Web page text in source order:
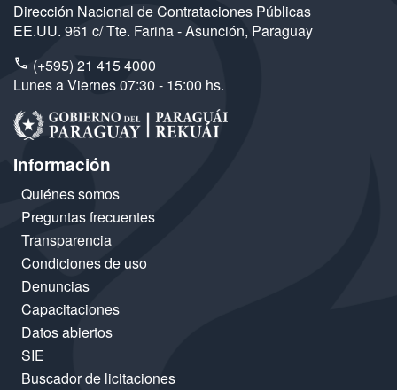
Dirección Nacional de Contrataciones Públicas
EE.UU. 961 c/ Tte. Fariña - Asunción, Paraguay
(+595) 21 415 4000
Lunes a Viernes 07:30 - 15:00 hs.
Información
Quiénes somos
Preguntas frecuentes
Transparencia
Condiciones de uso
Denuncias
Capacitaciones
Datos abiertos
SIE
Buscador de licitaciones